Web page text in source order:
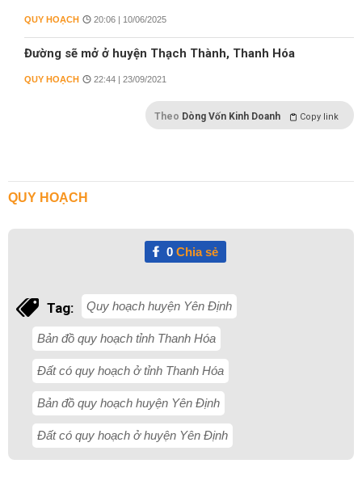
QUY HOẠCH 20:06 | 10/06/2025
Đường sẽ mở ở huyện Thạch Thành, Thanh Hóa
QUY HOẠCH 22:44 | 23/09/2021
Theo Dòng Vốn Kinh Doanh Copy link
QUY HOẠCH
0Chia sẻ
Tag: Quy hoạch huyện Yên Định
Bản đồ quy hoạch tỉnh Thanh Hóa
Đất có quy hoạch ở tỉnh Thanh Hóa
Bản đồ quy hoạch huyện Yên Định
Đất có quy hoạch ở huyện Yên Định